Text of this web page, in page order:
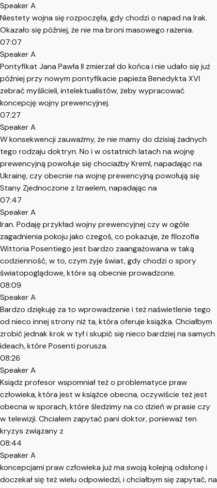
Speaker A
Niestety wojna się rozpoczęła, gdy chodzi o napad na Irak.
Okazało się później, że nie ma broni masowego rażenia.
07:07
Speaker A
Pontyfikat Jana Pawła II zmierzał do końca i nie udało się już
później przy nowym pontyfikacie papieża Benedykta XVI
zebrać myślicieli, intelektualistów, żeby wypracować
koncepcję wojny prewencyjnej.
07:27
Speaker A
W konsekwencji zauważmy, że nie mamy do dzisiaj żadnych
tego rodzaju doktryn. No i w ostatnich latach na wojnę
prewencyjną powołuje się chociażby Kreml, napadając na
Ukrainę, czy obecnie na wojnę prewencyjną powołują się
Stany Zjednoczone z Izraelem, napadając na
07:47
Speaker A
Iran. Podaję przykład wojny prewencyjnej czy w ogóle
zagadnienia pokoju jako czegoś, co pokazuje, że filozofia
Wittoria Posentiego jest bardzo zaangażowana w taką
codzienność, w to, czym żyje świat, gdy chodzi o spory
światopoglądowe, które są obecnie prowadzone.
08:09
Speaker A
Bardzo dziękuję za to wprowadzenie i też naświetlenie tego
od nieco innej strony niż ta, która oferuje książka. Chciałbym
zrobić jednak krok w tył i skupić się nieco bardziej na samych
ideach, które Posenti porusza.
08:26
Speaker A
Ksiądz profesor wspomniał też o problematyce praw
człowieka, która jest w książce obecna, oczywiście też jest
obecna w sporach, które śledzimy na co dzień w prasie czy
w telewizji. Chciałem zapytać pani doktor, ponieważ ten
kryzys związany z
08:44
Speaker A
koncepcjami praw człowieka już ma swoją kolejną odsłonę i
doczekał się też wielu odpowiedzi, i chciałbym się zapytać, na